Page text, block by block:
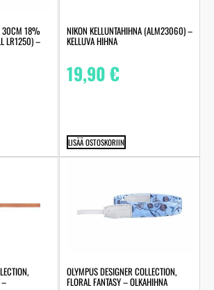
30CM 18%
LR1250) –
NIKON KELLUNTAHIHNA (ALM23060) –
KELLUVA HIHNA
19,90€
LISÄÄ OSTOSKORIIN
–
OLYMPUS DESIGNER COLLECTION,
FLORAL FANTASY – OLKAHIHNA